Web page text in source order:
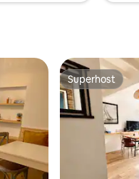
Superhost
Superhost